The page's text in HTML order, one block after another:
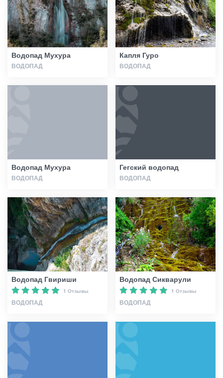
Планирование поездки
Грузия
Водопад Мухура
ВОДОПАД
Капля Гуро
ВОДОПАД
Водопад Мухура
ВОДОПАД
Гегский водопад
ВОДОПАД
Водопад Гвириши
1 Отзывы
ВОДОПАД
Водопад Сикварули
1 Отзывы
ВОДОПАД